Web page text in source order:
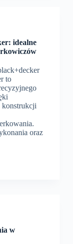
idealne
to
konstrukcji
oraz
w